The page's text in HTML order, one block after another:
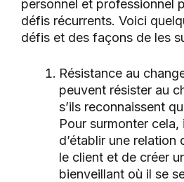
personnel et professionnel
défis récurrents. Voici
défis et des façons de les
Résistance au
peuvent résister au
s’ils reconnaissent
Pour surmonter
d’établir une
le client et de créer
bienveillant où il se